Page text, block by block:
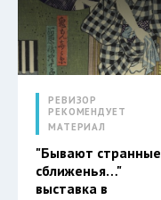
РЕВИЗОР
РЕКОМЕНДУЕТ
МАТЕРИАЛ
"Бывают странные
сближенья…"
выставка в